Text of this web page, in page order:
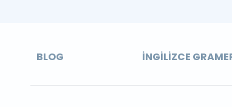
BLOG İNGILIZCE